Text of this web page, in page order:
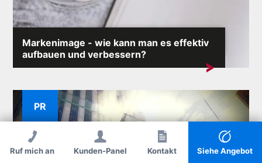
Markenimage - wie kann man es effektiv
aufbauen und verbessern?
Das Markenimage ist einer der wertvollsten
PR
Ruf mich an Kontakt
Ruf mich an Kunden-Panel Kontakt Siehe Angebot